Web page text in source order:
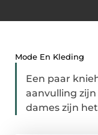
Mode En Kleding
Een paar
aanvulling
dames zijn